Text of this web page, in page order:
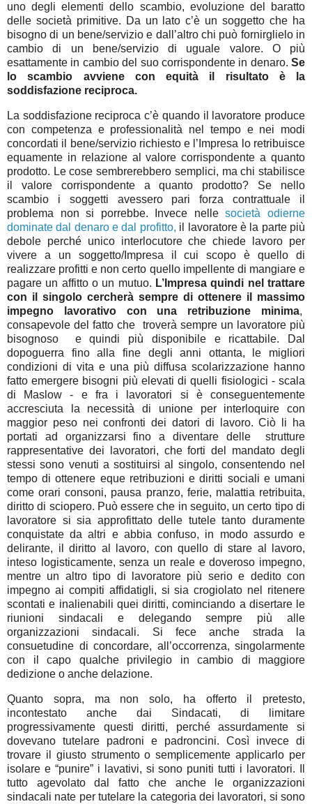
uno degli elementi dello scambio, evoluzione del baratto
delle società primitive. Da un lato c’è un soggetto che ha
bisogno di un bene/servizio e dall’altro chi può fornirglielo in
cambio di un bene/servizio di uguale valore. O più
esattamente in cambio del suo corrispondente in denaro. Se
lo scambio avviene con equità il risultato è la
soddisfazione reciproca.
La soddisfazione reciproca c’è quando il lavoratore produce
con competenza e professionalità nel tempo e nei modi
concordati il bene/servizio richiesto e l’Impresa lo retribuisce
equamente in relazione al valore corrispondente a quanto
prodotto. Le cose sembrerebbero semplici, ma chi stabilisce
il valore corrispondente a quanto prodotto? Se nello
scambio i soggetti avessero pari forza contrattuale il
problema non si porrebbe. Invece nellesocietà odierne
dominate dal denaro e dal profitto, il lavoratore è la parte più
debole perché unico interlocutore che chiede lavoro per
vivere a un soggetto/Impresa il cui scopo è quello di
realizzare profitti e non certo quello impellente di mangiare e
pagare un affitto o un mutuo. L’Impresa quindi nel trattare
con il singolo cercherà sempre di ottenere il massimo
impegno lavorativo con una retribuzione minima,
consapevole del fatto che troverà sempre un lavoratore più
bisognoso e quindi più disponibile e ricattabile. Dal
dopoguerra fino alla fine degli anni ottanta, le migliori
condizioni di vita e una più diffusa scolarizzazione hanno
fatto emergere bisogni più elevati di quelli fisiologici - scala
di Maslow - e fra i lavoratori si è conseguentemente
accresciuta la necessità di unione per interloquire con
maggior peso nei confronti dei datori di lavoro. Ciò li ha
portati ad organizzarsi fino a diventare delle strutture
rappresentative dei lavoratori, che forti del mandato degli
stessi sono venuti a sostituirsi al singolo, consentendo nel
tempo di ottenere eque retribuzioni e diritti sociali e umani
come orari consoni, pausa pranzo, ferie, malattia retribuita,
diritto di sciopero. Può essere che in seguito, un certo tipo di
lavoratore si sia approfittato delle tutele tanto duramente
conquistate da altri e abbia confuso, in modo assurdo e
delirante, il diritto al lavoro, con quello di stare al lavoro,
inteso logisticamente, senza un reale e doveroso impegno,
mentre un altro tipo di lavoratore più serio e dedito con
impegno ai compiti affidatigli, si sia crogiolato nel ritenere
scontati e inalienabili quei diritti, cominciando a disertare le
riunioni sindacali e delegando sempre più alle
organizzazioni sindacali. Si fece anche strada la
consuetudine di concordare, all’occorrenza, singolarmente
con il capo qualche privilegio in cambio di maggiore
dedizione o anche delazione.
Quanto sopra, ma non solo, ha offerto il pretesto,
incontestato anche dai Sindacati, di limitare
progressivamente questi diritti, perché assurdamente si
dovevano tutelare padroni e padroncini. Così invece di
trovare il giusto strumento o semplicemente applicarlo per
isolare e “punire” i lavativi, si sono puniti tutti i lavoratori. Il
tutto agevolato dal fatto che anche le organizzazioni
sindacali nate per tutelare la categoria dei lavoratori, si sono